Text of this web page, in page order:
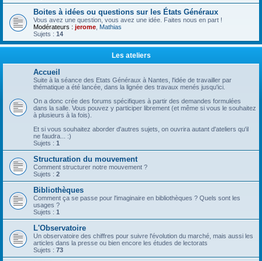
Boites à idées ou questions sur les États Généraux
Vous avez une question, vous avez une idée. Faites nous en part !
Modérateurs : jerome Mathias
Sujets : 14
Les ateliers
Accueil
Suite à la séance des Etats Généraux à Nantes, l'idée de travailler par
thématique a été lancée, dans la lignée des travaux menés jusqu'ici.
On a donc crée des forums spécifiques à partir des demandes formulées
dans la salle. Vous pouvez y participer librement (et même si vous le souhaitez
à plusieurs à la fois).
Et si vous souhaitez aborder d'autres sujets, on ouvrira autant d'ateliers qu'il
ne faudra... :)
Sujets : 1
Structuration du mouvement
Comment structurer notre mouvement ?
Sujets : 2
Bibliothèques
Comment ça se passe pour l'imaginaire en bibliothèques ? Quels sont les
usages ?
Sujets : 1
L'Observatoire
Un observatoire des chiffres pour suivre l'évolution du marché, mais aussi les
articles dans la presse ou bien encore les études de lectorats
Sujets : 73